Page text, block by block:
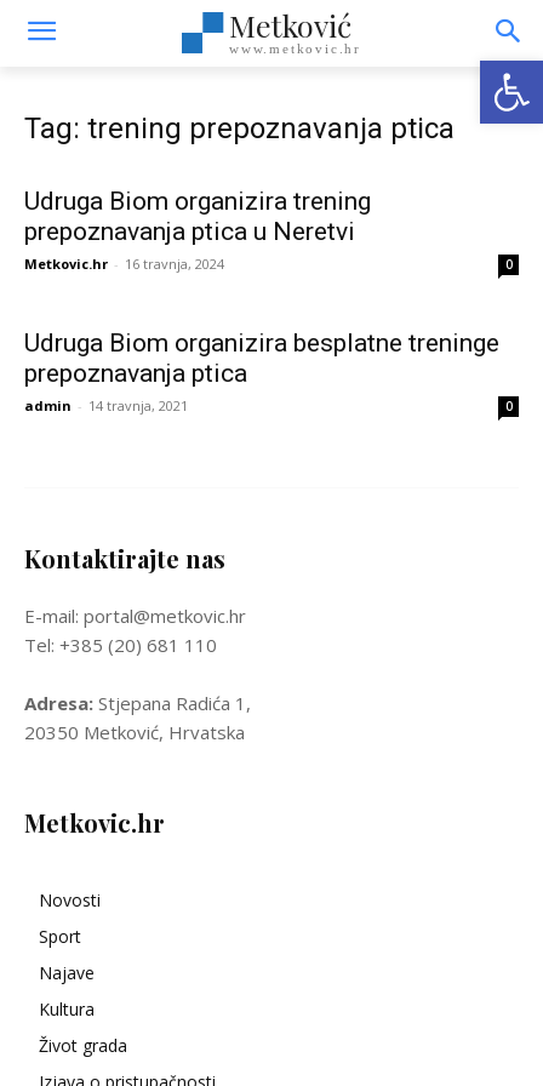
Metković
www.metkovic.hr
Tag: trening prepoznavanja ptica
Udruga Biom organizira trening
prepoznavanja ptica u Neretvi
Metkovic.hr - 16 travnja, 2024 0
Udruga Biom organizira besplatne treninge
prepoznavanja ptica
admin - 14 travnja, 2021 0
Kontaktirajte nas
E-mail: portal@metkovic.hr
Tel: +385 (20) 681 110
Adresa: Stjepana Radića 1,
20350 Metković, Hrvatska
Metkovic.hr
Novosti
Sport
Najave
Kultura
Život grada